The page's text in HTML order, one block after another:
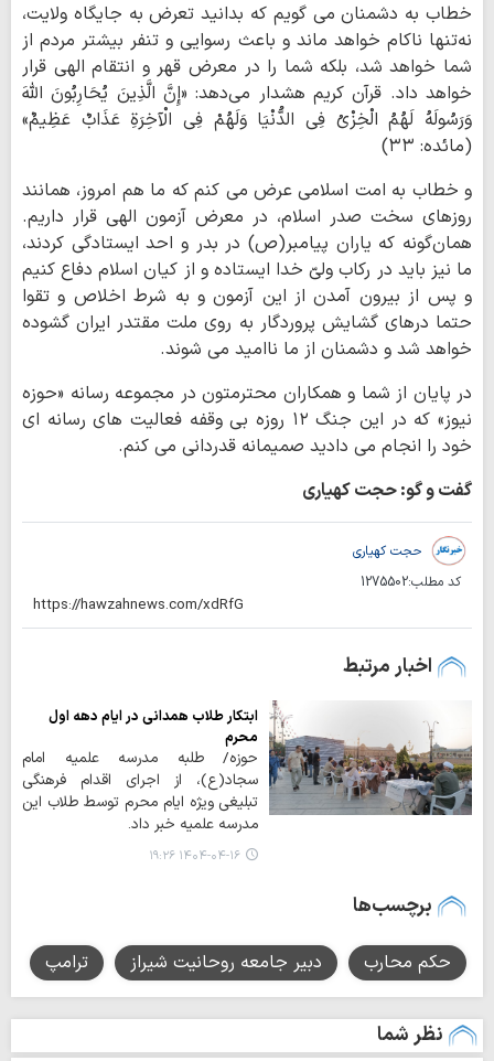
خطاب به دشمنان می گویم که بدانید تعرض به جایگاه ولایت،
نه‌تنها ناکام خواهد ماند و باعث رسوایی و تنفر بیشتر مردم از
شما خواهد شد، بلکه شما را در معرض قهر و انتقام الهی قرار
خواهد داد. قرآن کریم هشدار می‌دهد: «إِنَّ الَّذِینَ یُحَارِبُونَ اللَّهَ
وَرَسُولَهُ لَهُمُ الْخِزْیُ فِی الدُّنْیَا وَلَهُمْ فِی الْآخِرَةِ عَذَابٌ عَظِیمٌ»
(مائده: ۳۳)
و خطاب به امت اسلامی عرض می کنم که ما هم امروز، همانند
روزهای سخت صدر اسلام، در معرض آزمون الهی قرار داریم.
همان‌گونه که یاران پیامبر(ص) در بدر و احد ایستادگی کردند،
ما نیز باید در رکاب ولیّ خدا ایستاده و از کیان اسلام دفاع کنیم
و پس از بیرون آمدن از این آزمون و به شرط اخلاص و تقوا
حتما درهای گشایش پروردگار به روی ملت مقتدر ایران گشوده
خواهد شد و دشمنان از ما ناامید می شوند.
در پایان از شما و همکاران محترمتون در مجموعه رسانه «حوزه
نیوز» که در این جنگ ۱۲ روزه بی وقفه فعالیت های رسانه ای
خود را انجام می دادید صمیمانه قدردانی می کنم.
گفت و گو: حجت کهیاری
حجت کهیاری
کد مطلب:1275502
اخبار مرتبط
ابتکار طلاب همدانی در ایام دهه اول
محرم
حوزه/ طلبه مدرسه علمیه امام
سجاد(ع)، از اجرای اقدام فرهنگی
تبلیغی ویژه ایام محرم توسط طلاب این
مدرسه علمیه خبر داد.
۱۴۰۴-۰۴-۱۶ ۱۹:۲۶
برچسب‌ها
حکم محارب دبیر جامعه روحانیت شیراز ترامپ
نظر شما